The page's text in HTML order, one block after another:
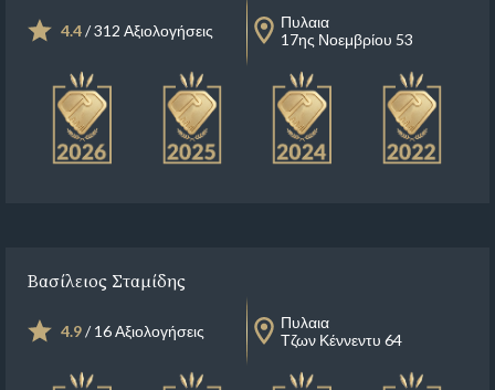
4.4/ 312 Αξιολογήσεις
Πυλαια
17ης Νοεμβρίου 53
Βασίλειος Σταμίδης
4.9/ 16 Αξιολογήσεις
Πυλαια
Τζων Κέννεντυ 64